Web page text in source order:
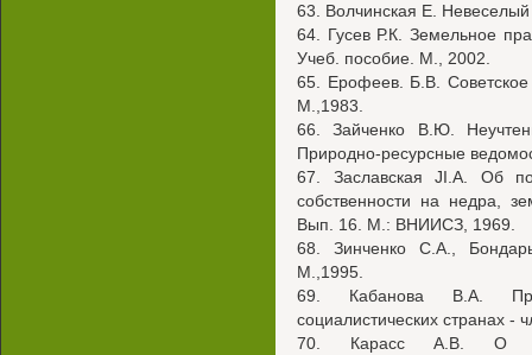
63. Волчинская Е.
64. Гусев Р.К. Земельное
Учеб. пособие. М., 2002.
65. Ерофеев. Б.В.
М.,1983.
66. Зайченко В.Ю.
Природно-ресурсные
67. Заславская JI.A. Об
собственности на недра,
Вып. 16. М.: ВНИИСЗ, 1969.
68. Зинченко С.А.,
М.,1995.
69. Кабанова В.А.
социалистических странах
70. Карасс А.В. О